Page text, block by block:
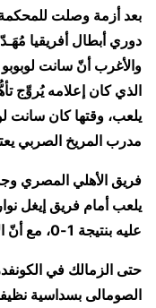
بعد أزمة وصلت
دوري أبطال أفريقيا
والأغرب أنّ سانت
الذي كان إعلامه يُروِّج
يلعب، وقتها كان سانت
مدرب المريخ الصربي
فريق الأهلي المصري
يلعب أمام فريق إيغل
عليه بنتيجة 1-0، مع أنّ الأهلي فاز بنفس النتيجة في بورندي.
حتى الزمالك في
الصومالى بسداسية